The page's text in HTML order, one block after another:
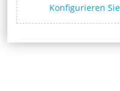
Konfigurieren